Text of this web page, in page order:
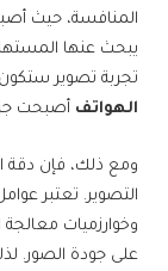
المنافسة، حيث
يبحث عنها
تجربة تصوير
الهواتف أصبحت
ومع ذلك، فإن دقة
التصوير. تعتبر
وخوارزميات معالجة
على جودة الصور.